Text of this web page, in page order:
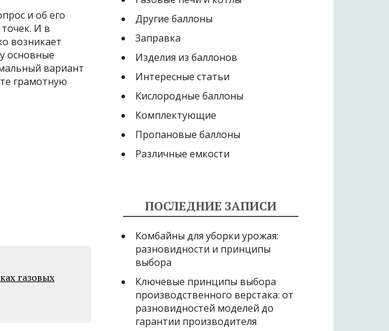
и об его
И в
возникает
основные
вариант
грамотную
газовых
Другие баллоны
Заправка
Изделия из баллонов
Интересные статьи
Кислородные баллоны
Комплектующие
Пропановые баллоны
Различные емкости
ПОСЛЕДНИЕ ЗАПИСИ
Комбайны для уборки урожая:
разновидности и принципы
выбора
Ключевые принципы выбора
производственного верстака: от
разновидностей моделей до
гарантии производителя